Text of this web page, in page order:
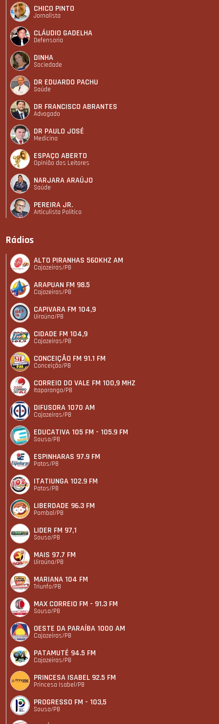
CHICO PINTO
Jornalista
CLÁUDIO GADELHA
Defensoria
DINHA
Sociedade
DR EDUARDO PACHU
Saúde
DR FRANCISCO ABRANTES
Advogado
DR PAULO JOSÉ
Medicina
ESPAÇO ABERTO
Opinião dos Leitores
NARJARA ARAÚJO
Saúde
PEREIRA JR.
Articulista Polí­tico
Rádios
ALTO PIRANHAS 560KHZ AM
Cajazeiras/PB
ARAPUAN FM 98.5
Cajazeiras/PB
CAPIVARA FM 104,9
Uiraúna/PB
CIDADE FM 104,9
Cajazeiras/PB
CONCEIÇÃO FM 91.1 FM
Conceição/PB
CORREIO DO VALE FM 100,9 MHZ
Itaporanga/PB
DIFUSORA 1070 AM
Cajazeiras/PB
EDUCATIVA 105 FM - 105.9 FM
Sousa/PB
ESPINHARAS 97.9 FM
Patos/PB
ITATIUNGA 102.9 FM
Patos/PB
LIBERDADE 96.3 FM
Pombal/PB
LIDER FM 97,1
Sousa/PB
MAIS 97.7 FM
Uiraúna/PB
MARIANA 104 FM
Triunfo/PB
MAX CORREIO FM - 91.3 FM
Sousa/PB
OESTE DA PARAÍBA 1000 AM
Cajazeiras/PB
PATAMUTÉ 94.5 FM
Cajazeiras/PB
PRINCESA ISABEL 92.5 FM
Princesa Isabel/PB
PROGRESSO FM - 103,5
Sousa/PB